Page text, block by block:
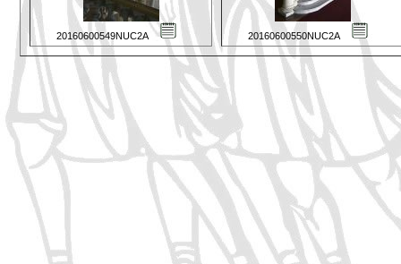
20160600549NUC2A 20160600550NUC2A